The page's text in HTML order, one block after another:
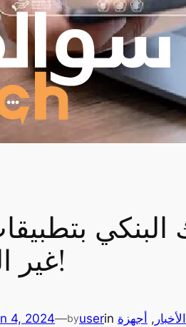
غير الموثوقة!
4, 2024—byuserin , أجهزة